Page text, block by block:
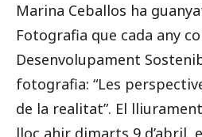
Marina Ceballos ha
Fotografia que cada any
Desenvolupament
fotografia: “Les
de la realitat”. El